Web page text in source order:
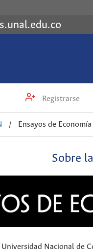
Registrarse
/ Ensayos de Economía
Sobre
Nacional de